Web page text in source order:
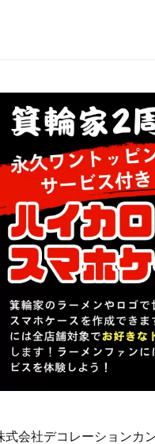
式会社デコレーションカ